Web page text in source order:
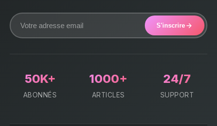
S'inscrire
50K+
ABONNÉS
1000+
ARTICLES
24/7
SUPPORT